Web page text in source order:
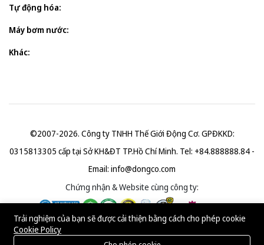
Tự động hóa:
Máy bơm nước:
Khác:
©2007-2026. Công ty TNHH Thế Giới Động Cơ. GPĐKKD:
0315813305 cấp tại Sở KH&ĐT TP.Hồ Chí Minh. Tel: +84.888888.84 -
Email: info@dongco.com
Chứng nhận & Website cùng công ty:
Trải nghiệm của bạn sẽ được cải thiện bằng cách cho phép cookie
Cookie Policy